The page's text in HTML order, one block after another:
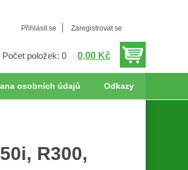
Přihlásit se Zaregistrovat se
Počet položek: 0 0,00 Kč
osobních údajů Odkazy
R300,